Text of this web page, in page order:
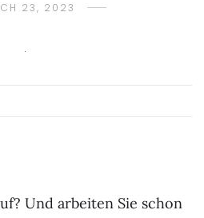
23, 2023
Und arbeiten Sie schon